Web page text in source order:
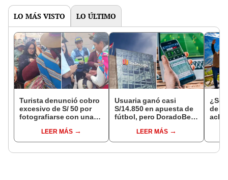
LO MÁS VISTO LO ÚLTIMO
Turista denunció cobro
excesivo de S/ 50 por
fotografiarse con una
Serenazgo recuperó el
dinero
LEER MÁS
Usuaria ganó casi
S/14.850 en apuesta de
fútbol, pero DoradoBet
Indecopi multó a la
empresa con más de S/
LEER MÁS
¿Se
de